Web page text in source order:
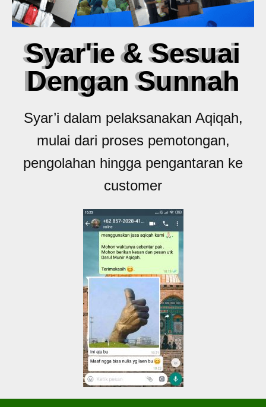
Syar'ie & Sesuai
Dengan Sunnah
Syar’i dalam pelaksanakan Aqiqah,
mulai dari proses pemotongan,
pengolahan hingga pengantaran ke
customer